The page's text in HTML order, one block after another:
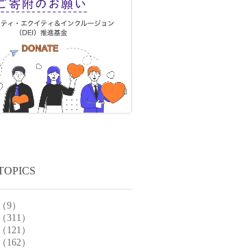
（9）
（311）
（121）
（162）